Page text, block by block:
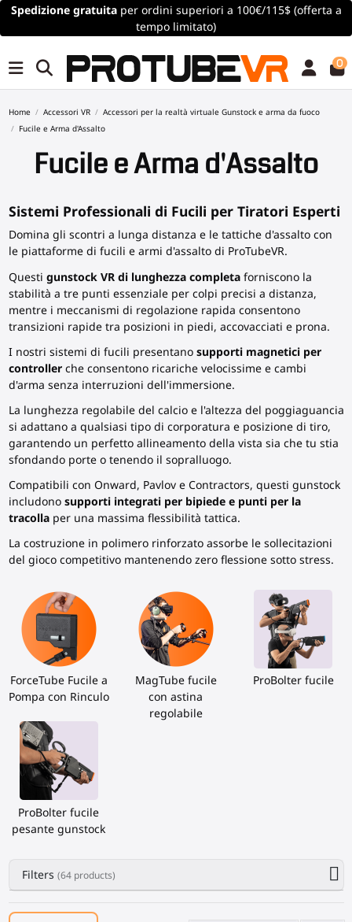
Spedizione gratuitaper ordini superiori a 100€/115$ (offerta a
tempo limitato)
0
Home Accessori VR
Accessori per la realtà virtuale Gunstock e arma da fuoco
Fucile e Arma d'Assalto
Fucile e Arma d'Assalto
Sistemi Professionali di Fucili per Tiratori Esperti
Domina gli scontri a lunga distanza e le tattiche d'assalto con
le piattaforme di fucili e armi d'assalto di ProTubeVR.
Questi gunstock VR di lunghezza completaforniscono la
stabilità a tre punti essenziale per colpi precisi a distanza,
mentre i meccanismi di regolazione rapida consentono
transizioni rapide tra posizioni in piedi, accovacciati e prona.
I nostri sistemi di fucili presentano supporti magnetici per
controllerche consentono ricariche velocissime e cambi
d'arma senza interruzioni dell'immersione.
La lunghezza regolabile del calcio e l'altezza del poggiaguancia
si adattano a qualsiasi tipo di corporatura e posizione di tiro,
garantendo un perfetto allineamento della vista sia che tu stia
sfondando porte o tenendo il sopralluogo.
Compatibili con Onward, Pavlov e Contractors, questi gunstock
includono supporti integrati per bipiede e punti per la
tracollaper una massima flessibilità tattica.
La costruzione in polimero rinforzato assorbe le sollecitazioni
del gioco competitivo mantenendo zero flessione sotto stress.
ForceTube Fucile a
Pompa con Rinculo
MagTube fucile
con astina
regolabile
ProBolter fucile
ProBolter fucile
pesante gunstock
Filters (64 products)